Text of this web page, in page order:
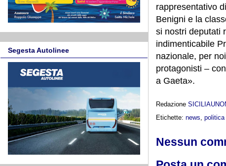
rappresentativo
Benigni e la
si nostri deputati
indimenticabile
nazionale, per
protagonisti –
a Gaeta».
Redazione
Etichette: news politica
Nessun
Segesta Autolinee